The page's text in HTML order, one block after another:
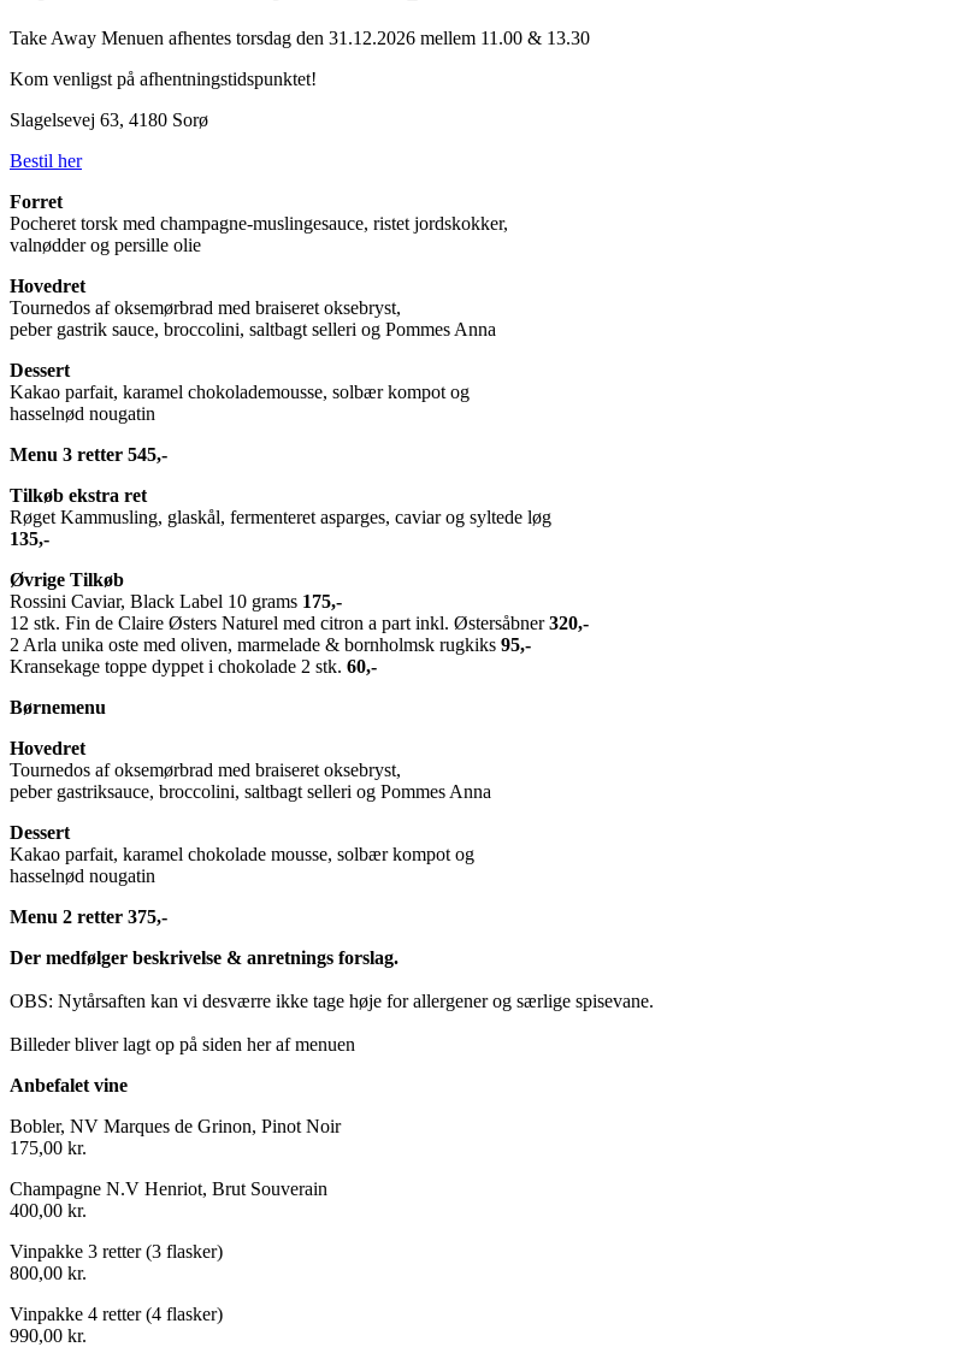
Take Away Menuen afhentes torsdag den 31.12.2026 mellem 11.00 & 13.30
Kom venligst på afhentningstidspunktet!
Slagelsevej 63, 4180 Sorø
Bestil her
Forret
Pocheret torsk med champagne-muslingesauce, ristet jordskokker,
valnødder og persille olie
Hovedret
Tournedos af oksemørbrad med braiseret oksebryst,
peber gastrik sauce, broccolini, saltbagt selleri og Pommes Anna
Dessert
Kakao parfait, karamel chokolademousse, solbær kompot og
hasselnød nougatin
Menu 3 retter 545,-
Tilkøb ekstra ret
Røget Kammusling, glaskål, fermenteret asparges, caviar og syltede løg
135,-
Øvrige Tilkøb
Rossini Caviar, Black Label 10 grams 175,-
12 stk. Fin de Claire Østers Naturel med citron a part inkl. Østersåbner320,-
2 Arla unika oste med oliven, marmelade & bornholmsk rugkiks 95,-
Kransekage toppe dyppet i chokolade 2 stk. 60,-
Børnemenu
Hovedret
Tournedos af oksemørbrad med braiseret oksebryst,
peber gastriksauce, broccolini, saltbagt selleri og Pommes Anna
Dessert
Kakao parfait, karamel chokolade mousse, solbær kompot og
hasselnød nougatin
Menu 2 retter 375,-
Der medfølger beskrivelse & anretnings forslag.
OBS: Nytårsaften kan vi desværre ikke tage høje for allergener og særlige spisevane.
Billeder bliver lagt op på siden her af menuen
Anbefalet vine
Bobler, NV Marques de Grinon, Pinot Noir
175,00 kr.
Champagne N.V Henriot, Brut Souverain
400,00 kr.
Vinpakke 3 retter (3 flasker)
800,00 kr.
Vinpakke 4 retter (4 flasker)
990,00 kr.